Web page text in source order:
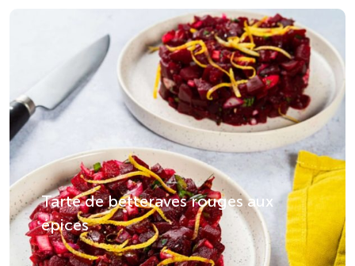
Tarte de betteraves rouges aux
épices